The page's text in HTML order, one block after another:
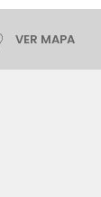
VER MAPA